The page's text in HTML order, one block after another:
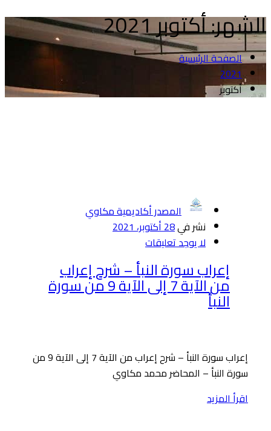
الشهر:أكتوبر 2021
الصفحة الرئيسية
2021
أكتوبر
المصدر أكاديمية مكاوي
نشر في28 أكتوبر، 2021
لا يوجد تعليقات
إعراب سورة النبأ – شرح إعراب
من الآية 7 إلى الآية 9 من سورة
النبأ
إعراب سورة النبأ – شرح إعراب من الآية 7 إلى الآية 9 من
سورة النبأ – المحاضر محمد مكاوي
اقرأ المزيد